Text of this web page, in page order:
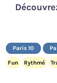
Paris 10
Fun Rythmé